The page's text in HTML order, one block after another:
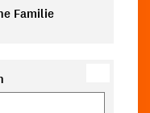
Familie